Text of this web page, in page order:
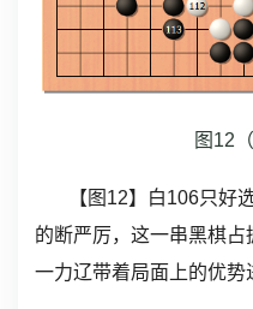
图12
【图12】白106只好
的断严厉，这一串黑棋占
一力辽带着局面上的优势